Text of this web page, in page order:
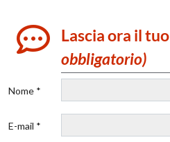
Lascia ora il
obbligatorio)
Nome *
E-mail *